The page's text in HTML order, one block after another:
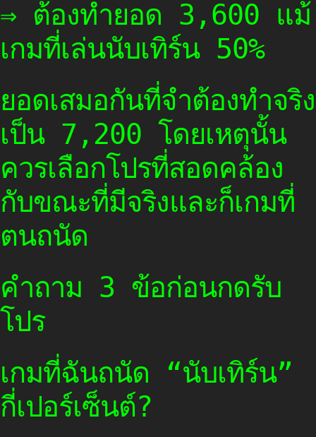
⇒ ต้องทำยอด 3,600 แม้
เกมที่เล่นนับเทิร์น 50%
ยอดเสมอกันที่จำต้องทำจริง
เป็น 7,200 โดยเหตุนั้น
ควรเลือกโปรที่สอดคล้อง
กับขณะที่มีจริงและก็เกมที่
ตนถนัด
คำถาม 3 ข้อก่อนกดรับ
โปร
เกมที่ฉันถนัด “นับเทิร์น”
กี่เปอร์เซ็นต์?